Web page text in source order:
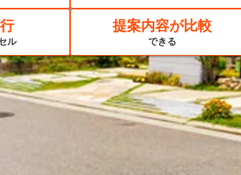
ル
提案内容が比較
できる